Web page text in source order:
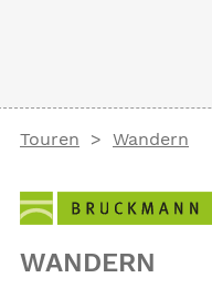
Touren Wandern
WANDERN